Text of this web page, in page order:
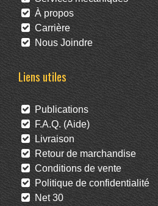
À propos
Carrière
Nous Joindre
Liens utiles
Publications
F.A.Q. (Aide)
Livraison
Retour de marchandise
Conditions de vente
Politique de confidentialité
Net 30